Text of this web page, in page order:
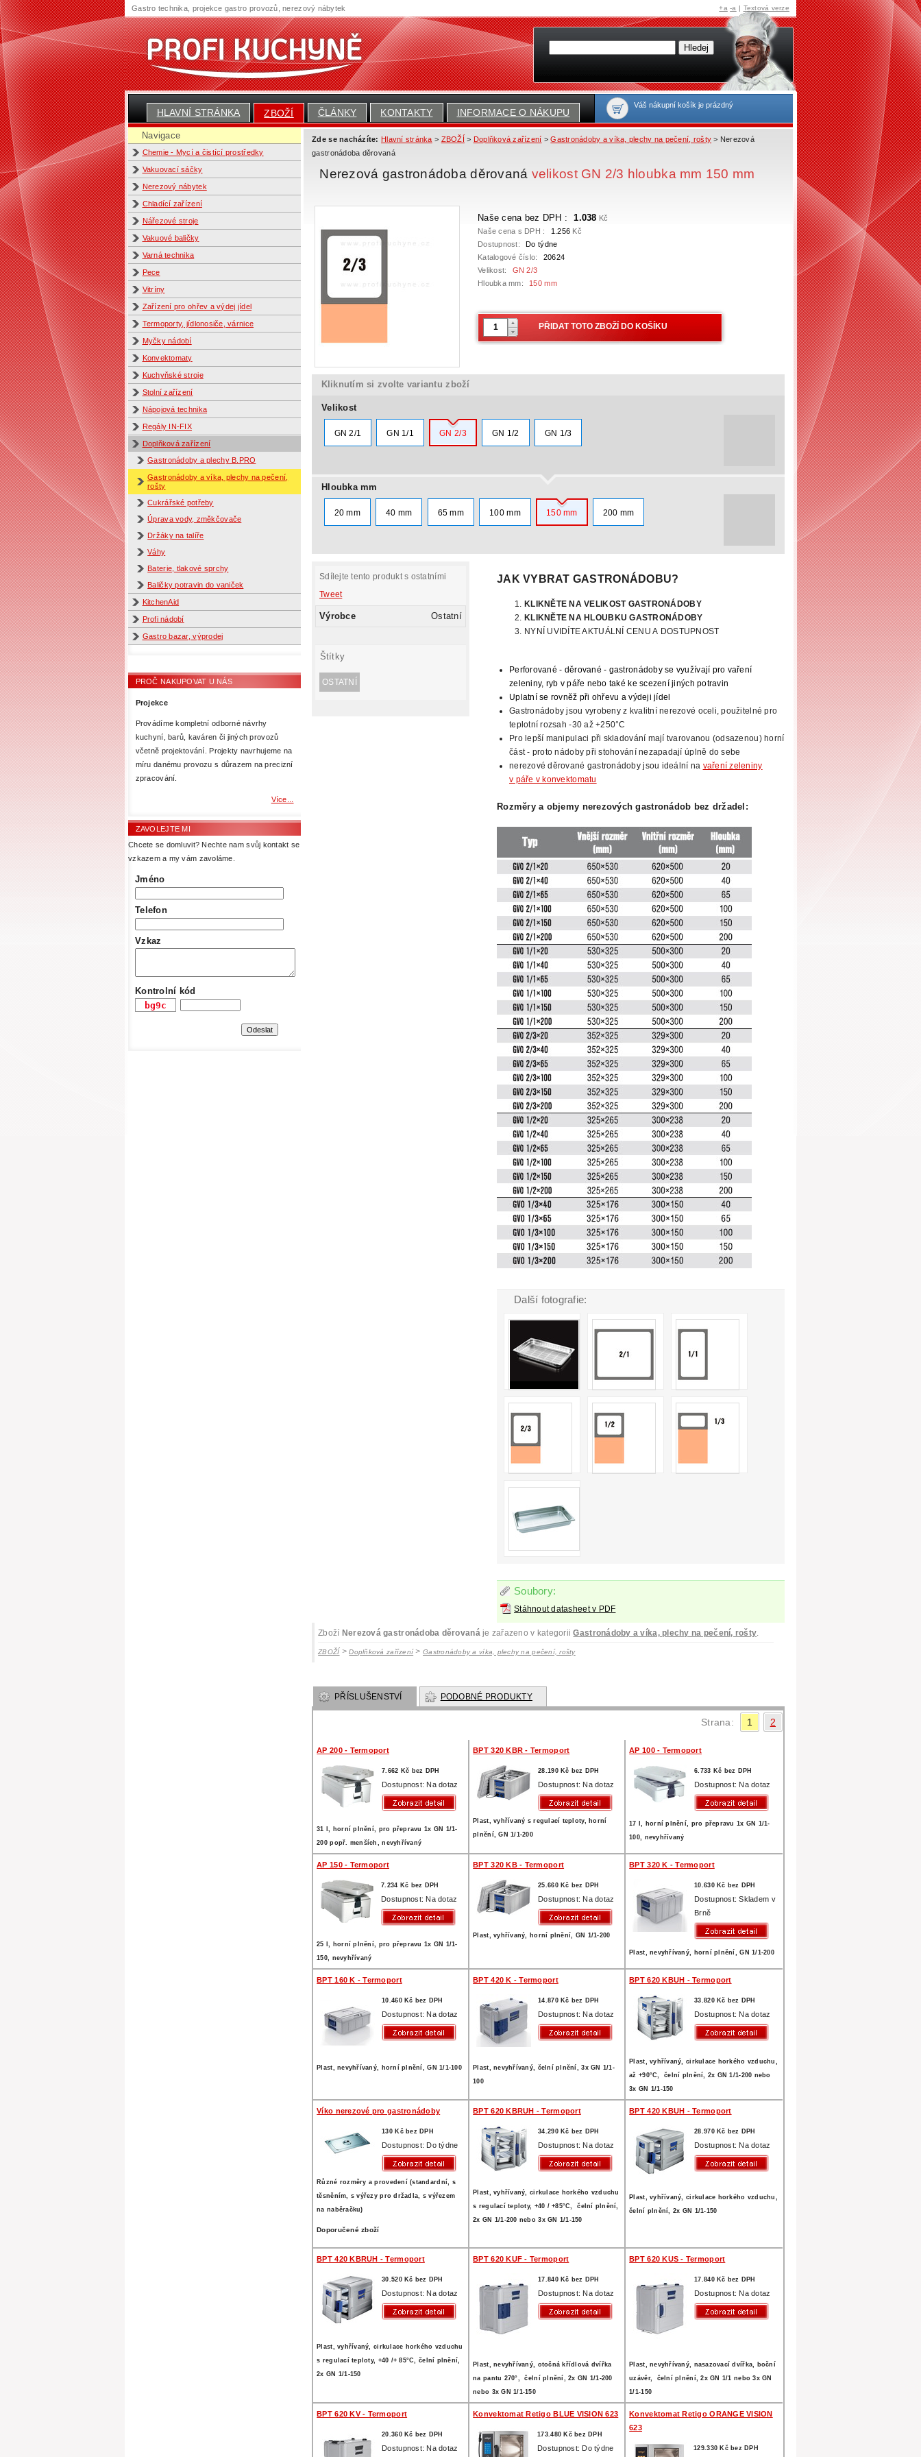
HLAVNÍ STRÁNKA ZBOŽÍ ČLÁNKY KONTAKTY INFORMACE O NÁKUPU
Váš nákupní košík je prázdný
Navigace
Chemie - Mycí a čistící prostředky
Vakuovací sáčky
Nerezový nábytek
Chladící zařízení
Nářezové stroje
Vakuové baličky
Varná technika
Pece
Vitríny
Zařízení pro ohřev a výdej jídel
Termoporty, jídlonosiče, várnice
Myčky nádobí
Konvektomaty
Kuchyňské stroje
Stolní zařízení
Nápojová technika
Regály IN-FIX
Doplňková zařízení
Gastronádoby a plechy B.PRO
Gastronádoby a víka, plechy na pečení,
rošty
Cukrářské potřeby
Úprava vody, změkčovače
Držáky na talíře
Váhy
Baterie, tlakové sprchy
Baličky potravin do vaniček
KitchenAid
Profi nádobí
Gastro bazar, výprodej
PROČ NAKUPOVAT U NÁS
Projekce
Provádíme kompletní odborné návrhy
kuchyní, barů, kaváren či jiných provozů
včetně projektování. Projekty navrhujeme na
míru danému provozu s důrazem na precizní
zpracování.
Více...
ZAVOLEJTE MI
Chcete se domluvit? Nechte nam svůj kontakt se
vzkazem a my vám zavoláme.
Jméno
Telefon
Vzkaz
Kontrolní kód
Zde se nacházíte: Hlavní stránka > ZBOŽÍ > Doplňková zařízení >Gastronádoby a víka, plechy na pečení, rošty > Nerezová
gastronádoba děrovaná
Nerezová gastronádoba děrovaná velikost GN 2/3 hloubka mm 150 mm
Naše cena bez DPH : 1.038 Kč
Naše cena s DPH :
1.256 Kč
Dostupnost:
Do týdne
Katalogové číslo:
20624
Velikost:
GN 2/3
Hloubka mm:
150 mm
Kliknutím si zvolte variantu zboží
Velikost
GN 2/1 GN 1/1 GN 2/3 GN 1/2 GN 1/3
Hloubka mm
20 mm 40 mm 65 mm 100 mm 150 mm 200 mm
Sdílejte tento produkt s ostatními
Tweet
Výrobce Ostatní
Štítky
OSTATNÍ
JAK VYBRAT GASTRONÁDOBU?
KLIKNĚTE NA VELIKOST GASTRONÁDOBY
KLIKNĚTE NA HLOUBKU GASTRONÁDOBY
NYNÍ UVIDÍTE AKTUÁLNÍ CENU A DOSTUPNOST
Perforované - děrované - gastronádoby se využívají pro vaření
zeleniny, ryb v páře nebo také ke scezeníjiných potravin
Uplatní se rovněž při ohřevu a výdeji jídel
Gastronádoby jsou vyrobeny z kvalitní nerezové oceli, použitelné pro
teplotní rozsah -30 až +250°C
Pro lepší manipulaci při skladování mají tvarovanou (odsazenou) horní
část - proto nádoby při stohování nezapadají úplně do sebe
nerezové děrované gastronádoby jsou ideální na vaření zeleniny
v páře v konvektomatu
Rozměry a objemy nerezových gastronádob bez držadel:
Další fotografie:
Soubory:
Stáhnout datasheet v PDF
Zboží Nerezová gastronádoba děrovanáje zařazeno v kategoriiGastronádoby a víka, plechy na pečení, rošty.
ZBOŽÍ>Doplňková zařízení> Gastronádoby a víka, plechy na pečení, rošty
PŘÍSLUŠENSTVÍ PODOBNÉ PRODUKTY
Strana: 1 2
AP 200 - Termoport
7.662 Kč bez DPH
Dostupnost: Na dotaz
31 l, horní plnění, pro přepravu 1x GN 1/1-
200 popř. menších, nevyhřívaný
BPT 320 KBR - Termoport
28.190 Kč bez DPH
Dostupnost: Na dotaz
Plast, vyhřívaný s regulací teploty, horní
plnění, GN 1/1-200
AP 100 - Termoport
6.733 Kč bez DPH
Dostupnost: Na dotaz
17 l, horní plnění, pro přepravu 1x GN 1/1-
100, nevyhřívaný
AP 150 - Termoport
7.234 Kč bez DPH
Dostupnost: Na dotaz
25 l, horní plnění, pro přepravu 1x GN 1/1-
150, nevyhřívaný
BPT 320 KB - Termoport
25.660 Kč bez DPH
Dostupnost: Na dotaz
Plast, vyhřívaný, horní plnění, GN 1/1-200
BPT 320 K - Termoport
10.630 Kč bez DPH
Dostupnost: Skladem v
Brně
Plast, nevyhřívaný, horní plnění, GN 1/1-200
BPT 160 K - Termoport
10.460 Kč bez DPH
Dostupnost: Na dotaz
Plast, nevyhřívaný, horní plnění, GN 1/1-100
BPT 420 K - Termoport
14.870 Kč bez DPH
Dostupnost: Na dotaz
Plast, nevyhřívaný, čelní plnění, 3x GN 1/1-
100
BPT 620 KBUH - Termoport
33.820 Kč bez DPH
Dostupnost: Na dotaz
Plast, vyhřívaný, cirkulace horkého vzduchu,
až +90°C, čelní plnění, 2x GN 1/1-200 nebo
3x GN 1/1-150
Víko nerezové pro gastronádoby
130 Kč bez DPH
Dostupnost: Do týdne
Různé rozměry a provedení (standardní, s
těsněním, s výřezy pro držadla, s výřezem
na naběračku)
Doporučené zboží
BPT 620 KBRUH - Termoport
34.290 Kč bez DPH
Dostupnost: Na dotaz
Plast, vyhřívaný, cirkulace horkého vzduchu
s regulací teploty, +40 / +85°C, čelní plnění,
2x GN 1/1-200 nebo 3x GN 1/1-150
BPT 420 KBUH - Termoport
28.970 Kč bez DPH
Dostupnost: Na dotaz
Plast, vyhřívaný, cirkulace horkého vzduchu,
čelní plnění, 2x GN 1/1-150
BPT 420 KBRUH - Termoport
30.520 Kč bez DPH
Dostupnost: Na dotaz
Plast, vyhřívaný, cirkulace horkého vzduchu
s regulací teploty, +40 /+ 85°C, čelní plnění,
2x GN 1/1-150
BPT 620 KUF - Termoport
17.840 Kč bez DPH
Dostupnost: Na dotaz
Plast, nevyhřívaný, otočná křídlová dvířka
na pantu 270°, čelní plnění, 2x GN 1/1-200
nebo 3x GN 1/1-150
BPT 620 KUS - Termoport
17.840 Kč bez DPH
Dostupnost: Na dotaz
Plast, nevyhřívaný, nasazovací dvířka, boční
uzávěr, čelní plnění, 2x GN 1/1 nebo 3x GN
1/1-150
BPT 620 KV - Termoport
20.360 Kč bez DPH
Dostupnost: Na dotaz
Konvektomat Retigo BLUE VISION 623
173.480 Kč bez DPH
Dostupnost: Do týdne
Konvektomat Retigo ORANGE VISION
623
129.330 Kč bez DPH
Gastro technika, projekce gastro provozů, nerezový nábytek +a -a | Textová verze